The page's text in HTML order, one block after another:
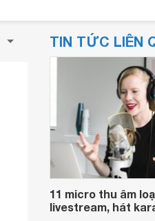
TIN TỨC LIÊN
11 micro thu âm
livestream, hát